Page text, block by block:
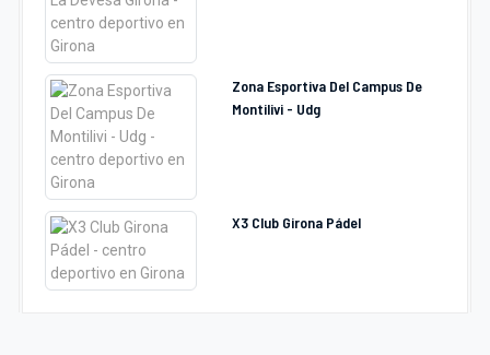
Zona Esportiva Del Campus De
Montilivi - Udg
X3 Club Girona Pádel